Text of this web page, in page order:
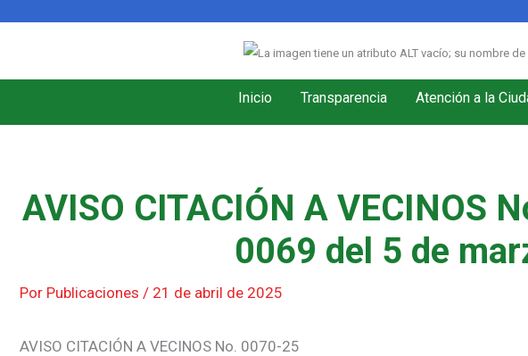
Inicio Transparencia Atención a la
AVISO CITACIÓN A VECINOS
0069 del 5 de
Por Publicaciones / 21 de abril de 2025
AVISO CITACIÓN A VECINOS No. 0070-25